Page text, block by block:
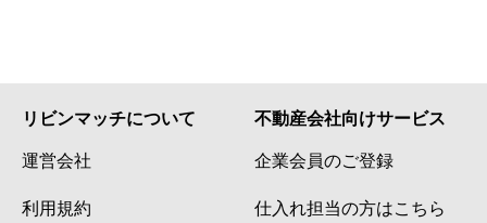
リビンマッチについて
運営会社
利用規約
不動産会社向けサービス
企業会員のご登録
仕入れ担当の方はこちら